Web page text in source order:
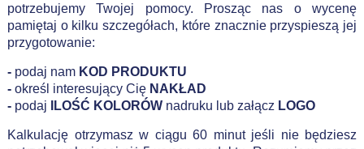
potrzebujemy Twojej pomocy. Prosząc nas o wycenę
pamiętaj o kilku szczegółach, które znacznie przyspieszą jej
przygotowanie:
- podaj nam KOD PRODUKTU
- określ interesujący Cię NAKŁAD
- podaj ILOŚĆ KOLORÓW nadruku lub załącz LOGO
Kalkulację otrzymasz w ciągu 60 minut jeśli nie będziesz